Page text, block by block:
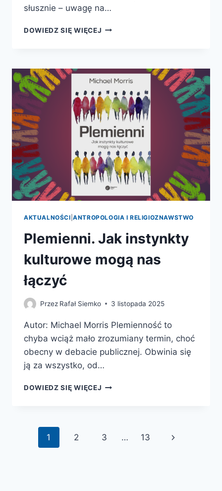
słusznie – uwagę na…
DOWIEDZ SIĘ WIĘCEJ JAK
GENÓW
DO
ISTOT
SPOŁECZNYCH
AKTUALNOŚCI |ANTROPOLOGIA I RELIGIOZNAWSTWO
Plemienni. Jak instynkty
kulturowe mogą nas
łączyć
Przez Rafał Siemko 3 listopada 2025
Autor: Michael Morris Plemienność to
chyba wciąż mało zrozumiany termin, choć
obecny w debacie publicznej. Obwinia się
ją za wszystko, od…
DOWIEDZ SIĘ WIĘCEJ PLEMIENNI.
NAS
Nawigacja
1 2 3 … 13
Następna